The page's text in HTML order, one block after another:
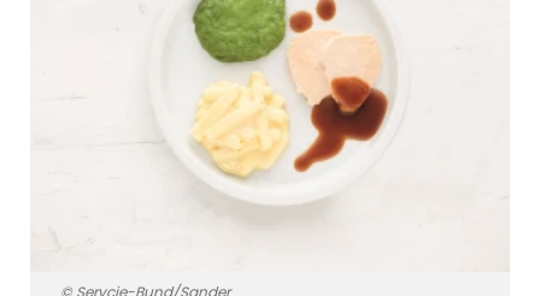
© Servcie-Bund/Sander